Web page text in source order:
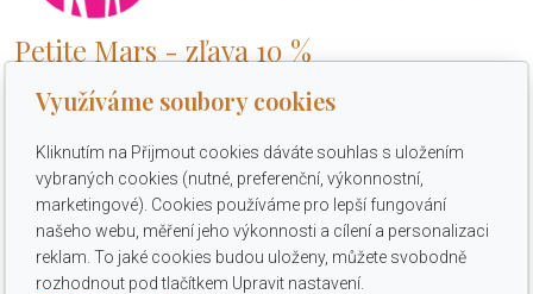
Petite Mars - zľava 10 %
Zľava 10 % na značku Petite&Mars vrátane tovaru v zľave.
poľa Zľavový kód. Zľava platí iba na eshope, možnosť
osobného vyzdvihnutia. Zľavu vo výške 10 % môžete využiť
www.feedo.sk do 31. 1. 2025. O ďalšej platnosti zľavy
vás budeme informovať.
Využíváme soubory cookies
Kliknutím na Přijmout cookies dáváte souhlas s uložením
vybraných cookies (nutné, preferenční, výkonnostní,
marketingové). Cookies používáme pro lepší fungování
našeho webu, měření jeho výkonnosti a cílení a personalizaci
reklam. To jaké cookies budou uloženy, můžete svobodně
rozhodnout pod tlačítkem Upravit nastavení.